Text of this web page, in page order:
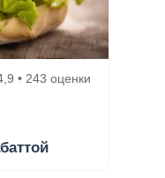
• 243 оценки